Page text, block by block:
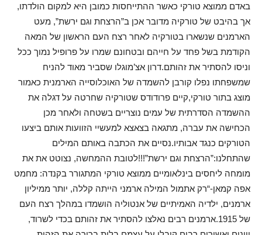
באדם ממוצא טורקי כאשר ההתייחסות כמובן היא למקום הולדתו,
אך בהיבט של טורקיה מדובר אכן ב”הרצחת וגם ירשת”, מעט
הארמנים שנשארו בטורקיה לאחר רצח העם הראשון של המאה
הקודמת בשל פחד על חייהם ובטחונם שמרו על פרופיל נמוך ככל
וניסו להסתיר את זהותם.דרון אצ’מוגלו שסביר מאוד להניח
שמשפחתו נפלו קורבן להשמדה של האוכלוסייה הארמנית כאמור
מוצג בתור טורקי,קיים פרודודס שטורקיה שחרטה על דגלה את
ההשמדה הסדרתית של עמים נוצריים בשטחה ולאחר מכן
הכחישה את עברה, מתגאה בצאצא למעשיי הזוועות אותם ביצעו
הטורקים כנגד אבותיו.נסיים את הכתבה באותם המילים
שהתחלנו:”הרצחת וגם ירשת”!!!לטובת ההמחשה, נצוטט את את
מומחה ליחסים בינלאומיים ממוצא טורקי המתגורר בקנדה: מחמט
אפה קמאן-“רק אתמול המילה ארמני הייתה קללה, יותר ממיליון
ארמנים, ילדיה האמיתיים של אנטוליה הושמדו במהלך רצח העם
של 1915.ארמנים רבים נאלצו להסתיר את זהותם בכדי לשרוד,